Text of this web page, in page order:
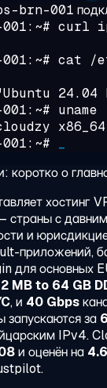
brn-001
curl
cat /
24.04
uname
x86_64
коротко о
хостинг
страны с
и
приложений,
для основных
MB to 64 GB
, и 40 Gbps
запускаются за
IPv4.
и оценён на